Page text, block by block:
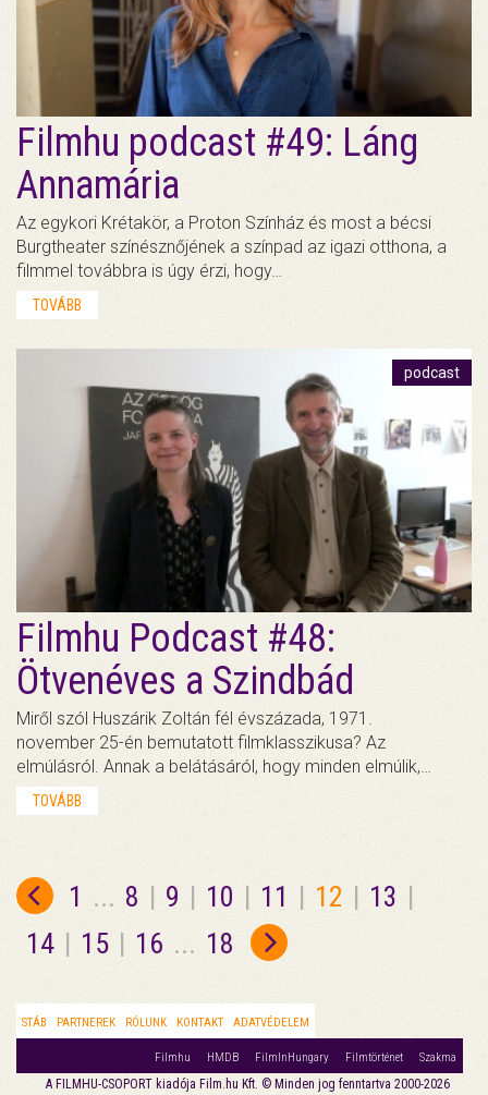
Filmhu podcast #49: Láng
Annamária
Az egykori Krétakör, a Proton Színház és most a bécsi
Burgtheater színésznőjének a színpad az igazi otthona, a
filmmel továbbra is úgy érzi, hogy…
TOVÁBB
podcast
Filmhu Podcast #48:
Ötvenéves a Szindbád
Miről szól Huszárik Zoltán fél évszázada, 1971.
november 25-én bemutatott filmklasszikusa? Az
elmúlásról. Annak a belátásáról, hogy minden elmúlik,…
TOVÁBB
1 ... 8 | 9 | 10 | 11 | 12 | 13 |
14 | 15 | 16 ... 18
STÁB PARTNEREK RÓLUNK KONTAKT ADATVÉDELEM
Filmhu HMDB FilmInHungary Filmtörténet Szakma
A FILMHU-CSOPORT kiadója Film.hu Kft. © Minden jog fenntartva 2000-2026